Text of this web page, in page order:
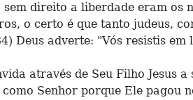
direito a liberdade eram os
o certo é que tanto judeus,
Deus adverte: "Vós resistis em
através de Seu Filho Jesus
Senhor porque Ele pagou